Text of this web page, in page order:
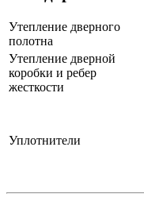
Утепление дверного
полотна
Утепление дверной
коробки и ребер
жесткости
Уплотнители